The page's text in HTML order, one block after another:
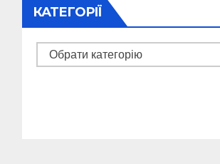
КАТЕГОРІЇ
Категорії